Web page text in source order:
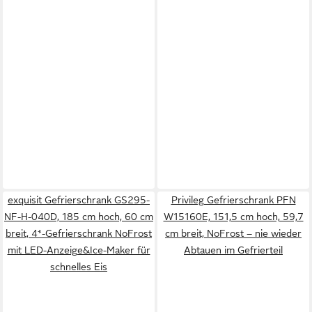
exquisit Gefrierschrank GS295-
NF-H-040D, 185 cm hoch, 60 cm
breit, 4*-Gefrierschrank NoFrost
mit LED-Anzeige&Ice-Maker für
schnelles Eis
Privileg Gefrierschrank PFN
W15160E, 151,5 cm hoch, 59,7
cm breit, NoFrost – nie wieder
Abtauen im Gefrierteil